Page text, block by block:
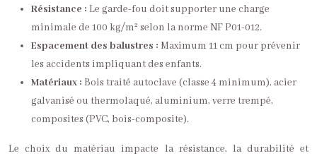
Résistance : Le garde-fou doit supporter une charge
minimale de 100 kg/m² selon la norme NF P01-012.
Espacement des balustres : Maximum 11 cm pour prévenir
les accidents impliquant des enfants.
Matériaux : Bois traité autoclave (classe 4 minimum), acier
galvanisé ou thermolaqué, aluminium, verre trempé,
composites (PVC, bois-composite).
Le choix du matériau impacte la résistance, la durabilité et